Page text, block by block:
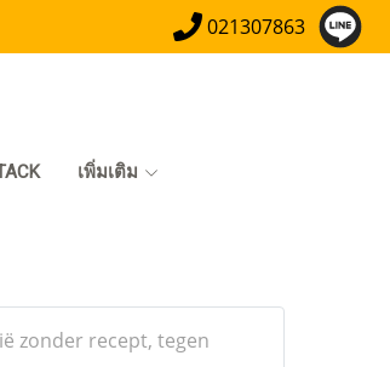
021307863
เพิ่มเติม
zonder recept, tegen